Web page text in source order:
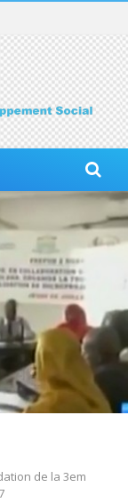
de la 3em